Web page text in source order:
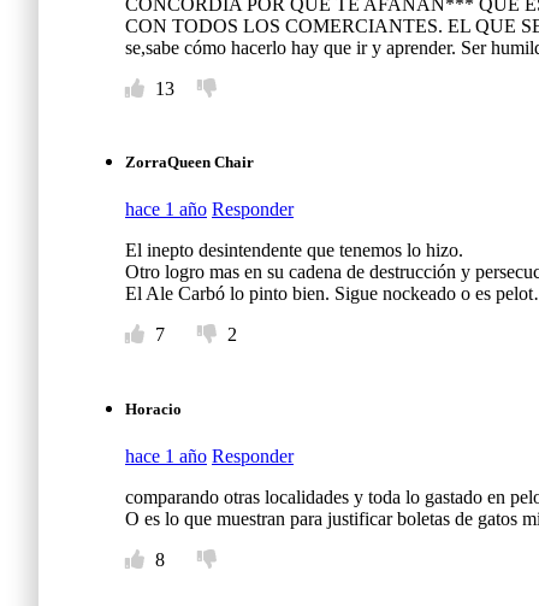
CONCORDIA POR QUE TE AFANAN*** QUE
CON TODOS LOS COMERCIANTES. EL QUE
se,sabe cómo hacerlo hay que ir y aprender. Ser
13
ZorraQueen Chair
hace 1 año Responder
El inepto desintendente que tenemos lo hizo.
Otro logro mas en su cadena de destrucción y
El Ale Carbó lo pinto bien. Sigue nockeado o es
7
2
Horacio
hace 1 año Responder
comparando otras localidades y toda lo gastado en
O es lo que muestran para justificar boletas de gatos
8